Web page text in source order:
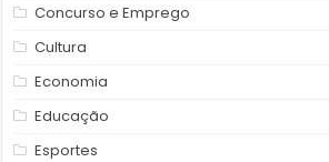
Concurso e Emprego
Cultura
Economia
Educação
Esportes